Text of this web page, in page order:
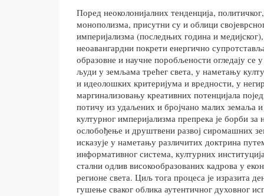
Поред неоколонијалних тенденција,
монополизма, присутни су и облици
империјализма (последњих година и
неоавангардни покрети енергично
образовне и научне поробљености огледају се
људи у земљама трећег света, у наметању
и идеолошких критеријума и вредности, у
маргинализовању креативних потенцијала
потичу из удаљених и бројчано малих земаља
културног империјализма препрека је борби за
ослобођење и друштвени развој сиромашних
исказује у наметању различитих доктрина
информативног система, културних
стални одлив високообразованих кадрова у
регионе света. Циљ тога процеса је изразита
гушење сваког облика аутентичног духовног